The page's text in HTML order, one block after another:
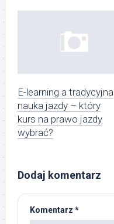
E-learning a tradycyjna
nauka jazdy – który
kurs na prawo jazdy
wybrać?
Dodaj komentarz
Komentarz *